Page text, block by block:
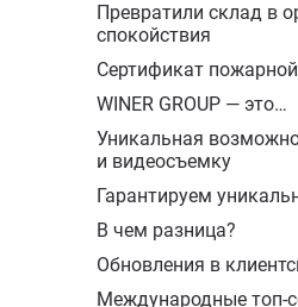
Превратили склад в
спокойствия
Сертификат
WINER GROUP — это…
Уникальная
и видеосъемку
Гарантируем
В чем разница?
Обновления в
Международные топ-